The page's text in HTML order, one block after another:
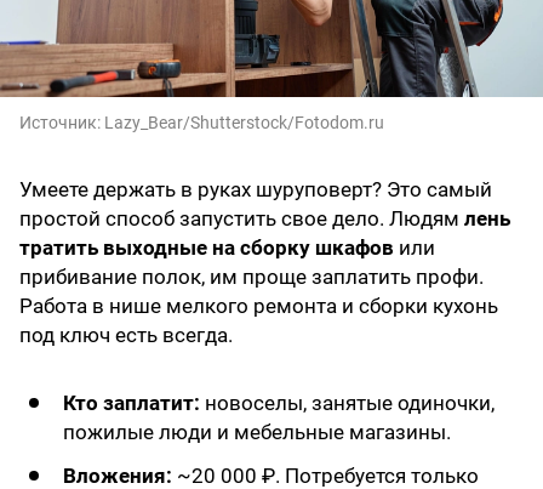
Источник: Lazy_Bear/Shutterstock/Fotodom.ru
Умеете держать в руках шуруповерт? Это самый
простой способ запустить свое дело. Людям лень
тратить выходные на сборку шкафов или
прибивание полок, им проще заплатить профи.
Работа в нише мелкого ремонта и сборки кухонь
под ключ есть всегда.
Кто заплатит: новоселы, занятые одиночки,
пожилые люди и мебельные магазины.
Вложения: ~20 000 ₽. Потребуется только